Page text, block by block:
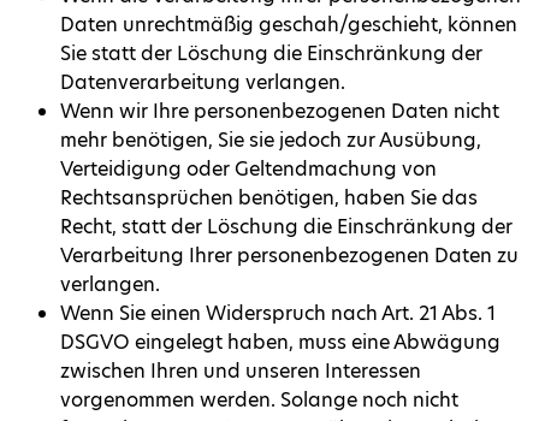
Daten unrechtmäßig geschah/geschieht, können
Sie statt der Löschung die Einschränkung der
Datenverarbeitung verlangen.
Wenn wir Ihre personenbezogenen Daten nicht
mehr benötigen, Sie sie jedoch zur Ausübung,
Verteidigung oder Geltendmachung von
Rechtsansprüchen benötigen, haben Sie das
Recht, statt der Löschung die Einschränkung der
Verarbeitung Ihrer personenbezogenen Daten zu
verlangen.
Wenn Sie einen Widerspruch nach Art. 21 Abs. 1
DSGVO eingelegt haben, muss eine Abwägung
zwischen Ihren und unseren Interessen
vorgenommen werden. Solange noch nicht